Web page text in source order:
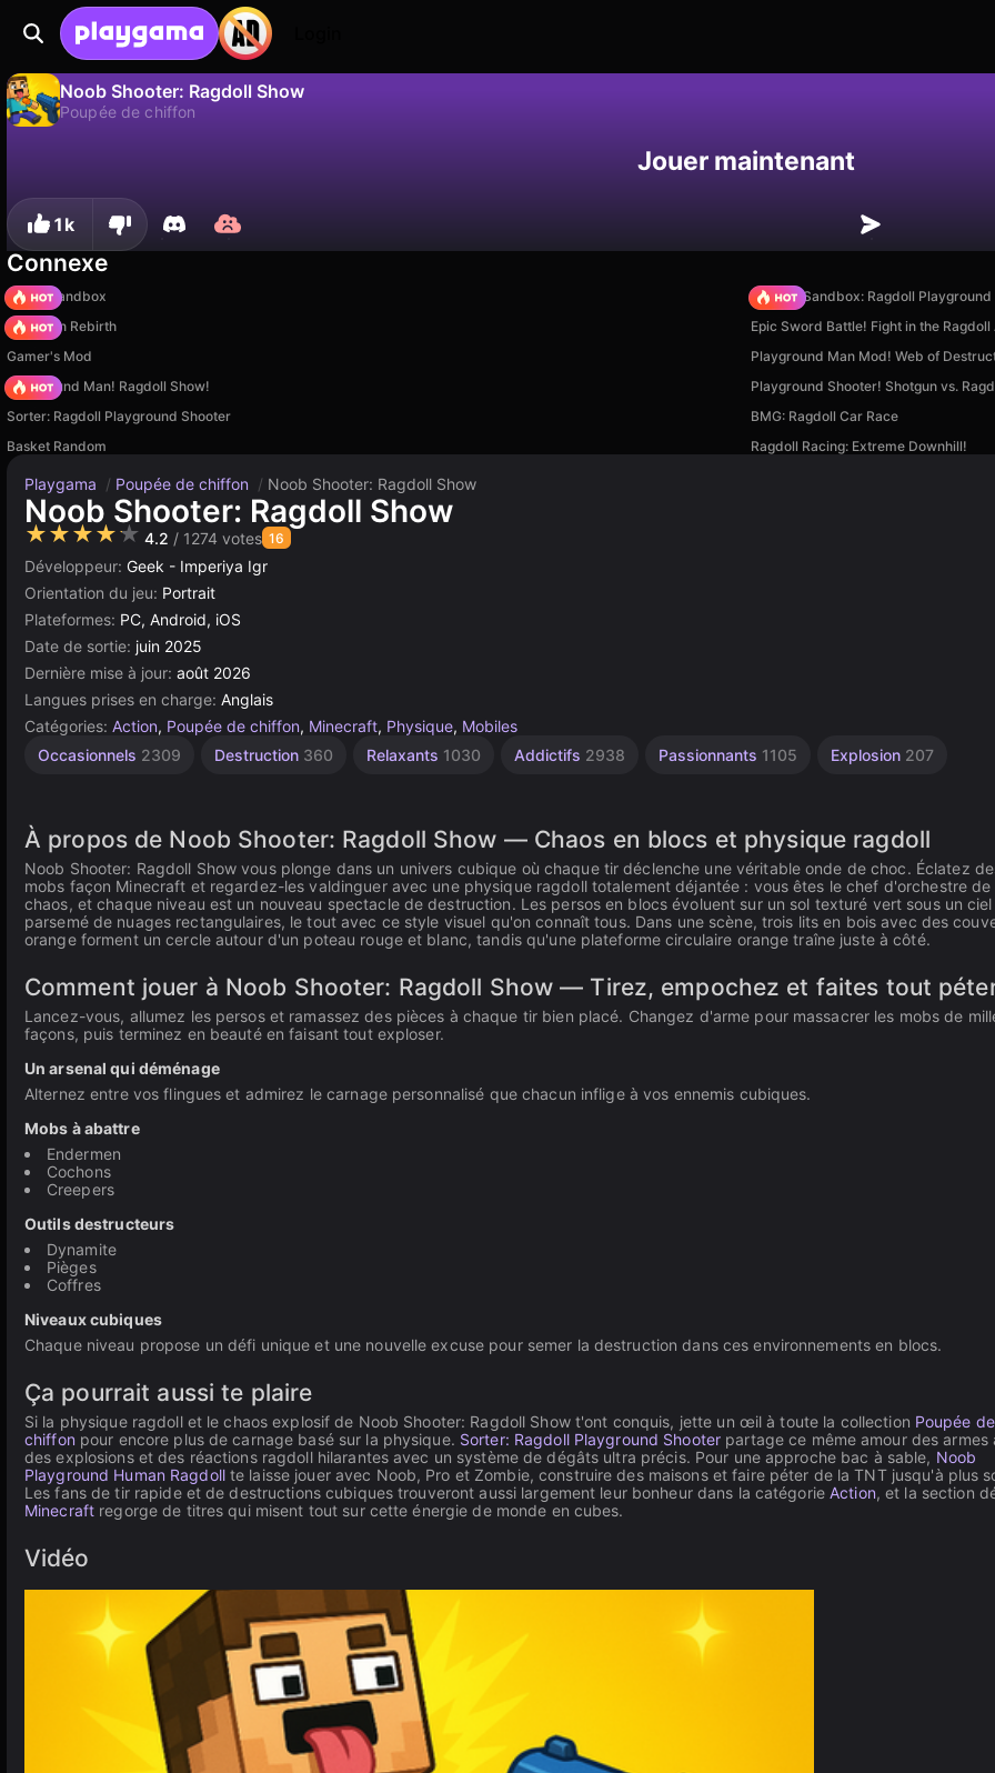
Noob Shooter: Ragdoll Show
Poupée de chiffon
Jouer maintenant
1k
Connexe
Melon Sandbox
Sprunki Sandbox: Ragdoll
Stickman Rebirth
Epic Sword Battle! Fight in the Ragdoll
Gamer's Mod
Playground Man Mod! Web of
Playground Man! Ragdoll Show!
Playground Shooter! Shotgun vs.
Sorter: Ragdoll Playground Shooter
BMG: Ragdoll Car Race
Basket Random
Ragdoll Racing: Extreme Downhill!
Playgama / Poupée de chiffon / Noob Shooter: Ragdoll Show
Noob Shooter: Ragdoll Show
★★★★★ 4.2 / 1274 votes 16
Développeur: Geek - Imperiya Igr
Orientation du jeu: Portrait
Plateformes: PC, Android, iOS
Date de sortie: juin 2025
Dernière mise à jour: août 2026
Langues prises en charge: Anglais
Catégories: Action, Poupée de chiffon, Minecraft, Physique, Mobiles
Occasionnels 2309 Destruction 360 Relaxants 1030 Addictifs 2938 Passionnants 1105 Explosion 207
Personnages
Sans
Bureau
Bac à
Haute
Simples
Navigateur
Tireur
Unity
À propos de Noob Shooter: Ragdoll Show — Chaos en blocs et physique ragdoll
Noob Shooter: Ragdoll Show vous plonge dans un univers cubique où chaque tir déclenche une véritable onde de choc. Éclatez
mobs façon Minecraft et regardez-les valdinguer avec une physique ragdoll totalement déjantée : vous êtes le chef d'orchestre de
chaos, et chaque niveau est un nouveau spectacle de destruction. Les persos en blocs évoluent sur un sol texturé vert sous un ciel
parsemé de nuages rectangulaires, le tout avec ce style visuel qu'on connaît tous. Dans une scène, trois lits en bois avec des
orange forment un cercle autour d'un poteau rouge et blanc, tandis qu'une plateforme circulaire orange traîne juste à côté.
Comment jouer à Noob Shooter: Ragdoll Show — Tirez, empochez et faites tout
Lancez-vous, allumez les persos et ramassez des pièces à chaque tir bien placé. Changez d'arme pour massacrer les mobs de
façons, puis terminez en beauté en faisant tout exploser.
Un arsenal qui déménage
Alternez entre vos flingues et admirez le carnage personnalisé que chacun inflige à vos ennemis cubiques.
Mobs à abattre
Endermen
Cochons
Creepers
Outils destructeurs
Dynamite
Pièges
Coffres
Niveaux cubiques
Chaque niveau propose un défi unique et une nouvelle excuse pour semer la destruction dans ces environnements en blocs.
Ça pourrait aussi te plaire
Si la physique ragdoll et le chaos explosif de Noob Shooter: Ragdoll Show t'ont conquis, jette un œil à toute la collection Poupée de
chiffon pour encore plus de carnage basé sur la physique. Sorter: Ragdoll Playground Shooter partage ce même amour des armes
des explosions et des réactions ragdoll hilarantes avec un système de dégâts ultra précis. Pour une approche bac à sable, Noob
Playground Human Ragdollte laisse jouer avec Noob, Pro et Zombie, construire des maisons et faire péter de la TNT jusqu'à plus
Les fans de tir rapide et de destructions cubiques trouveront aussi largement leur bonheur dans la catégorieAction, et la section
Minecraft regorge de titres qui misent tout sur cette énergie de monde en cubes.
Vidéo